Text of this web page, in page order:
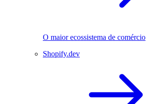
O maior ecossistema de comércio
Shopify.dev